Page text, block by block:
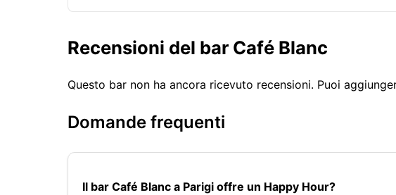
Recensioni del bar Café Blanc
Questo bar non ha ancora ricevuto recensioni. Puoi
Domande frequenti
Il bar Café Blanc a Parigi offre un Happy Hour?